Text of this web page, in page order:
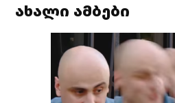
ახალი ამბები